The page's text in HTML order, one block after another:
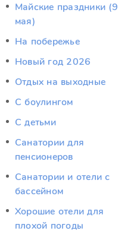
Майские праздники (9
мая)
На побережье
Новый год 2026
Отдых на выходные
С боулингом
С детьми
Санатории для
пенсионеров
Санатории и отели с
бассейном
Хорошие отели для
плохой погоды